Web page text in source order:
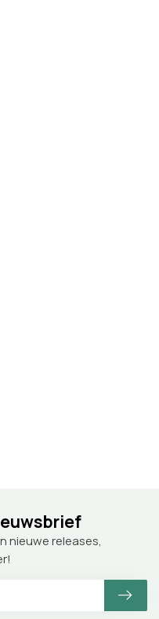
nieuwe releases,